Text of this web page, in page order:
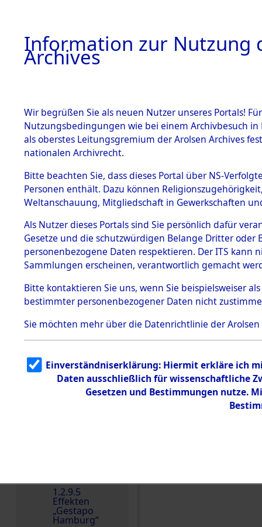
BESTÄNDE
1.
Inhaftierungsdoku
mente
1.2.9 Beim ITS
Effekten
1.2.9.1
Effekten aus
dem KZ
Dachau
1.2.9.2
Effekten aus
dem KZ
Bayerisches
1.2.9.3
Effekten aus
dem KZ
Neuengamm
1.2.9.5
Effekten
„Gestapo
Hamburg“
0125
Information zur Nutzung
Archives
Wir begrüßen Sie als neuen Nutzer unseres Portals!
Nutzungsbedingungen wie bei einem Archivbesuch
als oberstes Leitungsgremium der Arolsen Archives
nationalen Archivrecht.
Bitte beachten Sie, dass dieses Portal über NS-
Personen enthält. Dazu können
Weltanschauung, Mitgliedschaft in Gewerkschaften
Als Nutzer dieses Portals sind Sie persönlich dafür
Gesetze und die schutzwürdigen Belange Dritter
personenbezogene Daten respektieren. Der ITS
Sammlungen erscheinen, verantwortlich gemacht
Bitte kontaktieren Sie uns, wenn Sie beispielsweiser
bestimmter personenbezogener Daten nicht
Sie möchten mehr über die Datenrichtlinie der Arolsen
Einverständniserklärung: Hiermit erkläre ich
Daten ausschließlich für wissenschaftliche
Gesetzen und Bestimmungen nutze.